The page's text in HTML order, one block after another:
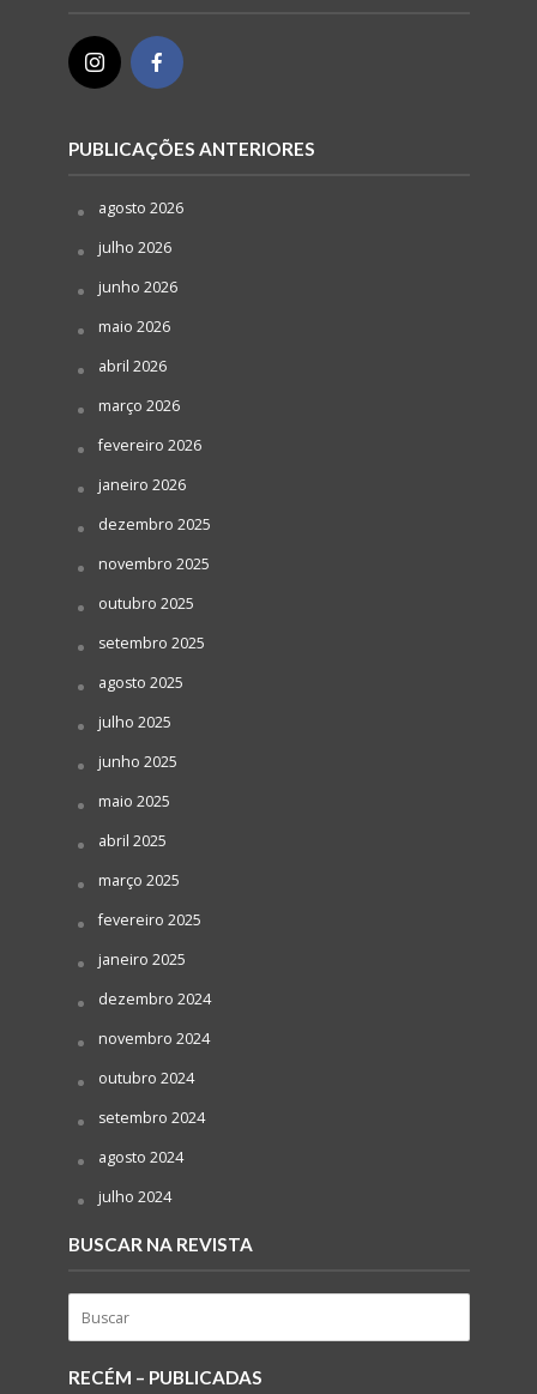
PUBLICAÇÕES ANTERIORES
agosto 2026
julho 2026
junho 2026
maio 2026
abril 2026
março 2026
fevereiro 2026
janeiro 2026
dezembro 2025
novembro 2025
outubro 2025
setembro 2025
agosto 2025
julho 2025
junho 2025
maio 2025
abril 2025
março 2025
fevereiro 2025
janeiro 2025
dezembro 2024
novembro 2024
outubro 2024
setembro 2024
agosto 2024
julho 2024
BUSCAR NA REVISTA
RECÉM – PUBLICADAS